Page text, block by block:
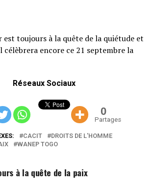
est toujours à la quête de la quiétude et
célèbrera encore ce 21 septembre la
Réseaux Sociaux
0
Partages
CACIT
DROITS DE L'HOMME
WANEP TOGO
à la quête de la paix